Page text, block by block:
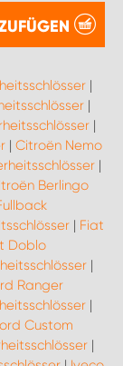
|
|
|
| Citroën Nemo
|
Berlingo
| Fiat
Doblo
|
Ranger
|
Custom
|